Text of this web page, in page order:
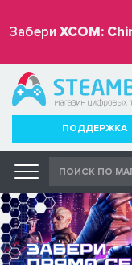
Забери XCOM:
ПОДДЕРЖКА